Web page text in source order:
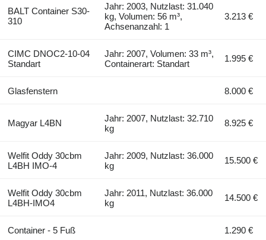
BALT Container S30-
310
Jahr: 2003, Nutzlast: 31.040
kg, Volumen: 56 m³,
Achsenanzahl: 1
3.213 €
CIMC DNOC2-10-04
Standart
Jahr: 2007, Volumen: 33 m³,
Containerart: Standart
1.995 €
Glasfenstern 8.000 €
Magyar L4BN
Jahr: 2007, Nutzlast: 32.710
kg
8.925 €
Welfit Oddy 30cbm
L4BH IMO-4
Jahr: 2009, Nutzlast: 36.000
kg
15.500 €
Welfit Oddy 30cbm
L4BH-IMO4
Jahr: 2011, Nutzlast: 36.000
kg
14.500 €
Container - 5 Fuß 1.290 €